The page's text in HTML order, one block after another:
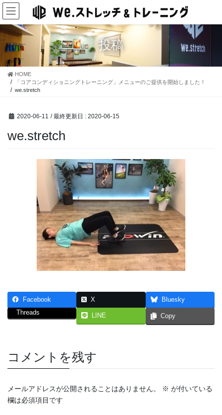
コ
ン
テ
ン
ツ
移
ナ
ビ
ゲ
ー
シ
ン
投稿
HOME
「コアコンディショニングトレーニング」メニューのご提供を開始しました！
we.stretch
2020-06-11 / 最終更新日 : 2020-06-15
we.stretch
Facebook X
Bluesky
Threads
LINE Copy
コメントを残す
メールアドレスが公開されることはありません。 ※ が付いている
欄は必須項目です